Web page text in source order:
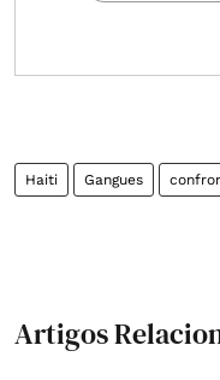
Haiti Gangues
Artigos